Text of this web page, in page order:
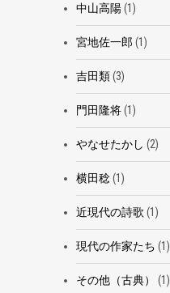
中山高陽(1)
宮地佐一郎 (1)
吉田類(3)
門田隆将(1)
やなせたかし (2)
横田稔(1)
近現代の詩歌 (1)
現代の作家たち (1)
その他（古典） (1)